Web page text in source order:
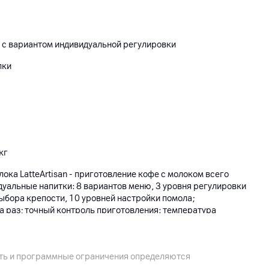
вариантом индивидуальной регулировки
LatteArtisan - приготовление кофе с молоком всего
напитки: 8 вариантов меню, 3 уровня регулировки
крепости, 10 уровней настройки помола;
раз; точный контроль приготовления: температура
и программные ограничения определяются